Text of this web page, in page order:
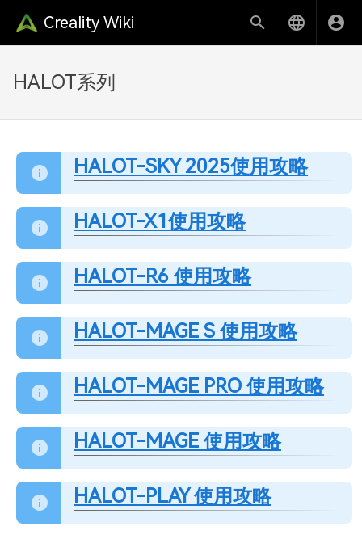
Creality Wiki
HALOT系列
HALOT-SKY 2025使用攻略
HALOT-X1使用攻略
HALOT-R6 使用攻略
HALOT-MAGE S 使用攻略
HALOT-MAGE PRO 使用攻略
HALOT-MAGE 使用攻略
HALOT-PLAY 使用攻略